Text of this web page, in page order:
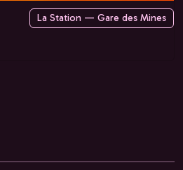
La Station — Gare des Mines